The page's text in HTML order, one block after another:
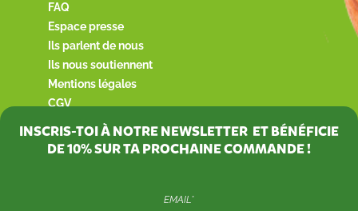
FAQ
Espace presse
Ils parlent de nous
Ils nous soutiennent
Mentions légales
CGV
INSCRIS-TOI À NOTRE NEWSLETTER ET BÉNÉFICIE
DE10%SUR TA PROCHAINE COMMANDE !
EMAIL*